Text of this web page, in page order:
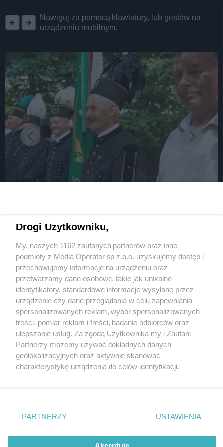
Nawiguj za pomocą klawiatury, lub gestów na
urządzeniu mobilnym.
edycja lipcowego świętowania [GALERIA]
6 / 14
Barbórka w środku lata 2024
Wydawca mediów lokalnych
Nie zapomnij
zapoznać się z:
polityką prywatności regulamin korzystania z portali
Twojemiasto
Piekary Śląskie
Chorzów
Tarnowskie Góry
Gliwice
Skontakuj sięz nami
Kontakt
Wydawca
Redakcja
Drogi Użytkowniku,
My, naszych 1162 zaufanych partnerów oraz inne
podmioty z Media Operator sp z.o.o. uzyskujemy dostęp i
przechowujemy informacje na urządzeniu oraz
przetwarzamy dane osobowe, takie jak unikalne
identyfikatory, standardowe informacje wysyłane przez
urządzenie czy dane przeglądania w celu zapewniania
spersonalizowanych reklam, wybór spersonalizowanych
treści, pomiar reklam i treści, badanie odbiorców oraz
ulepszanie usług. Za zgodą Użytkownika my i Zaufani
Partnerzy możemy używać dokładnych danych
geolokalizacyjnych oraz aktywnie skanować
charakterystykę urządzenia do celów identyfikacji.
zmienić/wycofać klikając przycisk ustawień prywatności
znajdujący się w lewym dolnym rogu strony
rodzaje przetwarzania danych nie wymagają zgody
użytkownika, ale masz prawo sprzeciwić się takiemu
PARTNERZY USTAWIENIA
Akceptuję